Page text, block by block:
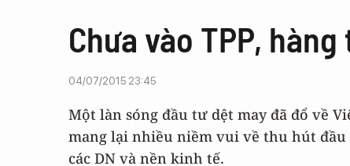
Chưa vào TPP,
04/07/2015 23:45
Một làn sóng đầu tư dệt may đã đổ về
mang lại nhiều niềm vui về thu hút
các DN và nền kinh tế.